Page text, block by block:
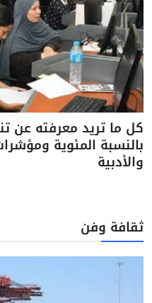
بالنسبة المئوية
والأدبية
ثقافة وفن